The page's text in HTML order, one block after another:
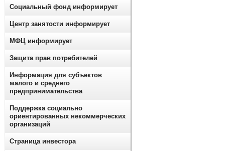
Социальный фонд информирует
Центр занятости информирует
МФЦ информирует
Защита прав потребителей
Информация для субъектов
малого и среднего
предпринимательства
Поддержка социально
ориентированных некоммерческих
организаций
Страница инвестора